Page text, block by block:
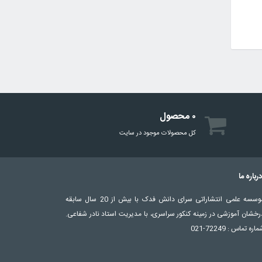
۰ محصول
کل محصولات موجود در سایت
ما
موسسه علمی انتشاراتی سرای دانش فدک با بیش از 20 سال سابقه
آموزشی در زمینه کنکور سراسری، با مدیریت استاد نادر شفاعی.
تماس : 72249-021